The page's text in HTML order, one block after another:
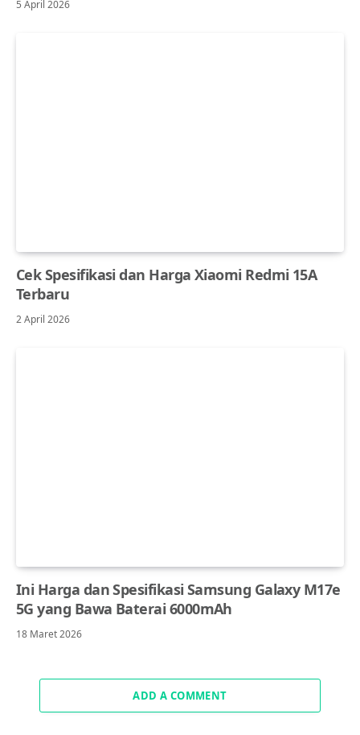
5 April 2026
Cek Spesifikasi dan Harga Xiaomi Redmi 15A
Terbaru
2 April 2026
Ini Harga dan Spesifikasi Samsung Galaxy M17e
5G yang Bawa Baterai 6000mAh
18 Maret 2026
ADD A COMMENT